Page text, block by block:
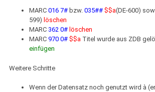
MARC 016 7#bzw. 035## $$a(DE-600)
599) löschen
MARC 362 0# löschen
MARC 970 0# $$aTitel wurde aus ZDB
einfügen
Weitere Schritte
Wenn der Datensatz noch genutzt wird à